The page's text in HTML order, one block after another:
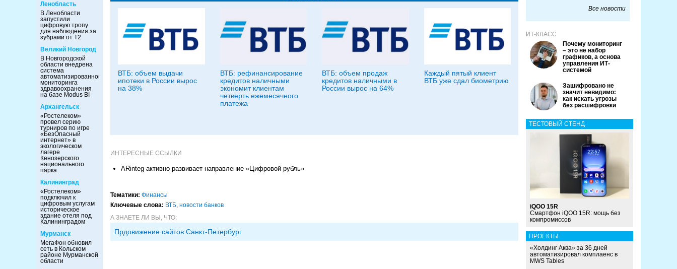
Ленобласть
В Ленобласти
запустили
цифровую тропу
для наблюдения за
зубрами от Т2
Великий Новгород
В Новгородской
области внедрена
система
автоматизированного
мониторинга
здравоохранения
на базе Modus BI
Архангельск
«Ростелеком»
провел серию
турниров по игре
«БезОпасный
интернет» в
экологическом
лагере
Кенозерского
национального
парка
Калининград
«Ростелеком»
подключил к
цифровым услугам
историческое
здание отеля под
Калининградом
Мурманск
МегаФон обновил
сеть в Кольском
районе Мурманской
области
ВТБ: объем выдачи
ипотеки в России вырос
на 38%
ВТБ: рефинансирование
кредитов наличными
экономит клиентам
четверть ежемесячного
платежа
ВТБ: объем продаж
кредитов наличными в
России вырос на 64%
Каждый пятый клиент
ВТБ уже сдал биометрию
ИНТЕРЕСНЫЕ ССЫЛКИ
ARinteg активно развивает направление «Цифровой рубль»
Тематики: Финансы
Ключевые слова: ВТБ, новости банков
А ЗНАЕТЕ ЛИ ВЫ, ЧТО:
Прдовижение сайтов Санкт-Петербург
Все новости
ИТ-КЛАСС
Почему мониторинг
– это не набор
графиков, а основа
управления ИТ-
системой
Зашифровано не
значит невидимо:
как искать угрозы
без расшифровки
ТЕСТОВЫЙ СТЕНД
iQOO 15R
Смартфон iQOO 15R: мощь без
компромиссов
ПРОЕКТЫ
«Холдинг Аква» за 36 дней
автоматизировал комплаенс в
MWS Tables